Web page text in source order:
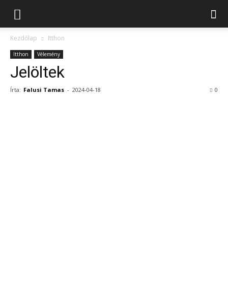
Kezdőlap Itthon
Itthon Vélemény
Jelöltek
Írta: Falusi Tamas - 2024-04-18 0